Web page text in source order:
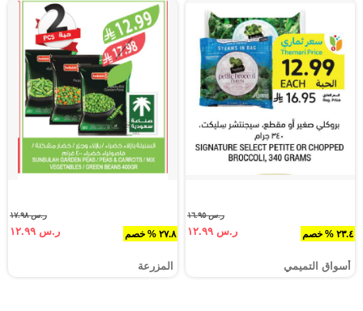
٢٣.٤ % خصم
ر.س ١٦.٩٥
ر.س ١٢.٩٩
أسواق التميمي
٢٧.٨ % خصم
ر.س ١٧.٩٨
ر.س ١٢.٩٩
المزرعة